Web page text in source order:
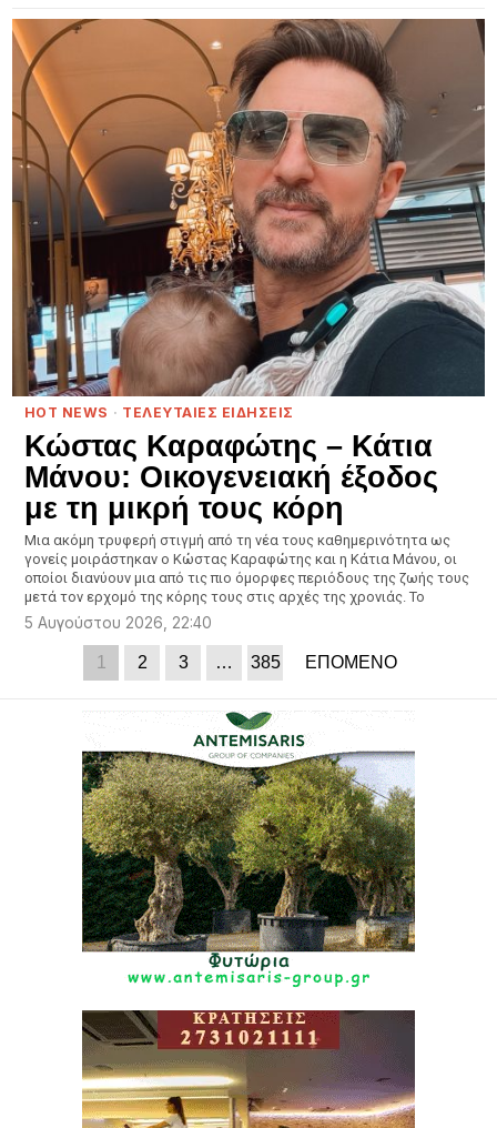
HOT NEWS · ΤΕΛΕΥΤΑΙΕΣ ΕΙΔΗΣΕΙΣ
Κώστας Καραφώτης – Κάτια
Μάνου: Οικογενειακή έξοδος
με τη μικρή τους κόρη
Μια ακόμη τρυφερή στιγμή από τη νέα τους καθημερινότητα ως
γονείς μοιράστηκαν ο Κώστας Καραφώτης και η Κάτια Μάνου, οι
οποίοι διανύουν μια από τις πιο όμορφες περιόδους της ζωής τους
μετά τον ερχομό της κόρης τους στις αρχές της χρονιάς. Το
5 Αυγούστου 2026, 22:40
1 2 3 … 385 ΕΠΟΜΕΝΟ